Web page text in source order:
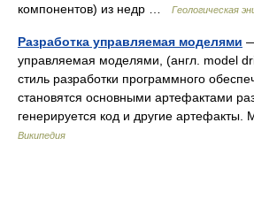
компонентов) из недр …
Геологическая
Разработка управляемая моделями
управляемая моделями, (англ. model
стиль разработки программного
становятся основными артефактами
генерируется код и другие
Википедия